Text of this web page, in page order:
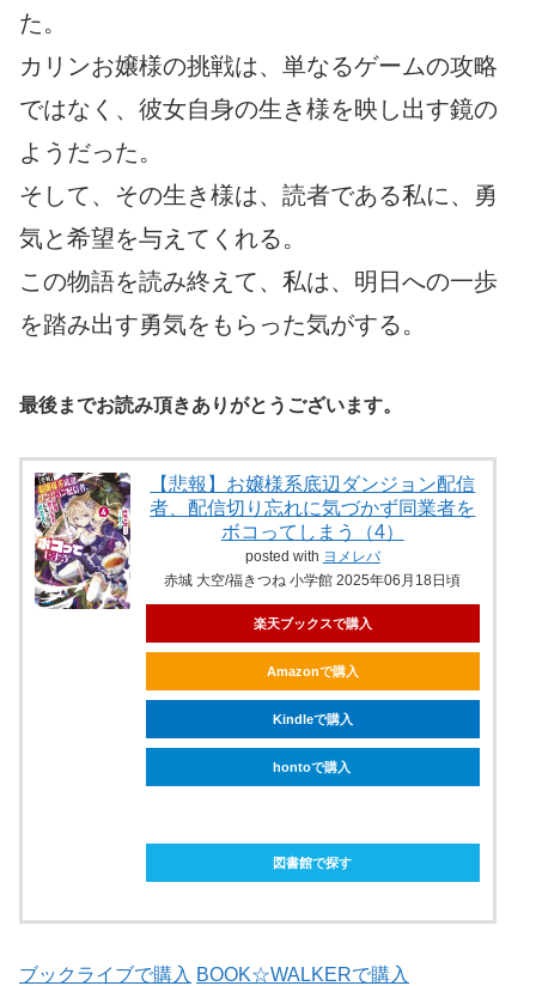
た。
カリンお嬢様の挑戦は、単なるゲームの攻略
ではなく、彼女自身の生き様を映し出す鏡の
ようだった。
そして、その生き様は、読者である私に、勇
気と希望を与えてくれる。
この物語を読み終えて、私は、明日への一歩
を踏み出す勇気をもらった気がする。
最後までお読み頂きありがとうございます。
【悲報】お嬢様系底辺ダンジョン配信
者、配信切り忘れに気づかず同業者を
ボコってしまう（4）
posted with ヨメレバ
赤城 大空/福きつね 小学館 2025年06月18日頃
楽天ブックスで購入
Amazonで購入
Kindleで購入
hontoで購入
図書館で探す
ブックライブで購入 BOOK☆WALKERで購入